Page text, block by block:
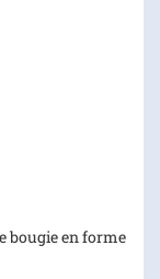
bougie en forme